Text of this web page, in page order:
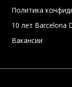
Политика
10 лет Barcelona
Вакансии